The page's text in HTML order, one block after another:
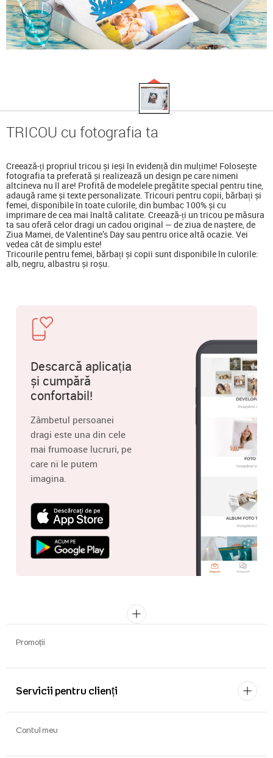
TRICOU cu fotografia ta
Creează-ți propriul tricou și ieși în evidență din mulțime! Folosește
fotografia ta preferată și realizează un design pe care nimeni
altcineva nu îl are! Profită de modelele pregătite special pentru tine,
adaugă rame și texte personalizate. Tricouri pentru copii, bărbați și
femei, disponibile în toate culorile, din bumbac 100% și cu
imprimare de cea mai înaltă calitate. Creează-ți un tricou pe măsura
ta sau oferă celor dragi un cadou original — de ziua de naștere, de
Ziua Mamei, de Valentine’s Day sau pentru orice altă ocazie. Vei
vedea cât de simplu este!
Tricourile pentru femei, bărbați și copii sunt disponibile în culorile:
alb, negru, albastru și roșu.
Descarcă aplicația
și cumpără
confortabil!
Zâmbetul persoanei
dragi este una din cele
mai frumoase lucruri, pe
care ni le putem
imagina.
Promoții
Servicii pentru clienți
Contul meu